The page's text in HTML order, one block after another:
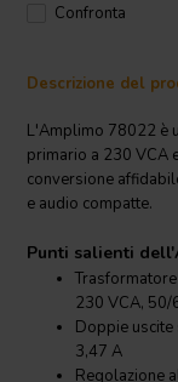
Confronta
Descrizione del
L'Amplimo 78022 è
primario a 230 VCA
conversione
e audio compatte.
Punti salienti
230 VCA, 50/
Doppie uscite
3,47 A
Regolazione